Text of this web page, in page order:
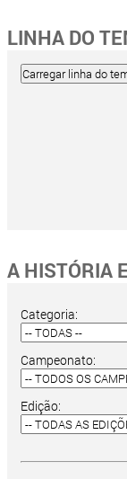
LINHA DO
A HISTÓRIA
Categoria:
Campeonato:
Edição: